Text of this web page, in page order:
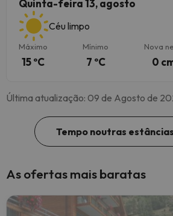
Quinta-feira 13, agosto
Céu limpo
Máximo
15 ºC
Mínimo
7 ºC
Nova
0
Última atualização: 09 de Agosto de
Tempo noutras
As ofertas mais baratas